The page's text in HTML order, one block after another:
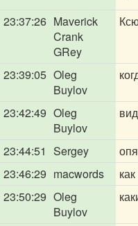
23:37:26 Maverick
Crank
GRey
23:39:05 Oleg
Buylov
23:42:49 Oleg
Buylov
23:44:51 Sergey
23:46:29 macwords
23:50:29 Oleg
Buylov